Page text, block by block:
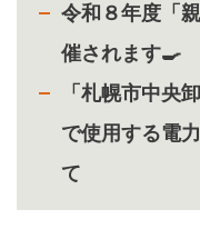
令和８年度「
催されます🍳
「札幌市中央
で使用する電
て